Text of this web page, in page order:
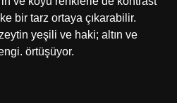
bir tarz ortaya çıkarabilir.
yeşili ve haki; altın ve
örtüşüyor.